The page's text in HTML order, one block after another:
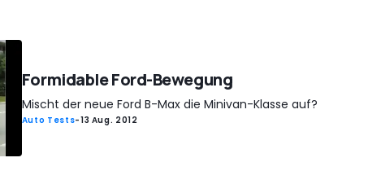
Formidable Ford-Bewegung
Mischt der neue Ford B-Max die Minivan-Klasse auf?
Auto Tests-13 Aug. 2012